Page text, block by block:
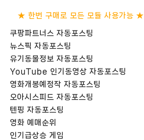
★ 한번 구매로 모든 모듈 사용가능 ★
쿠팡파트너스 자동포스팅
뉴스픽 자동포스팅
유기동물정보 자동포스팅
YouTube 인기동영상 자동포스팅
영화개봉예정작 자동포스팅
오아시스피드 자동포스팅
텐핑 자동포스팅
영화 예매순위
인기급상승 게임